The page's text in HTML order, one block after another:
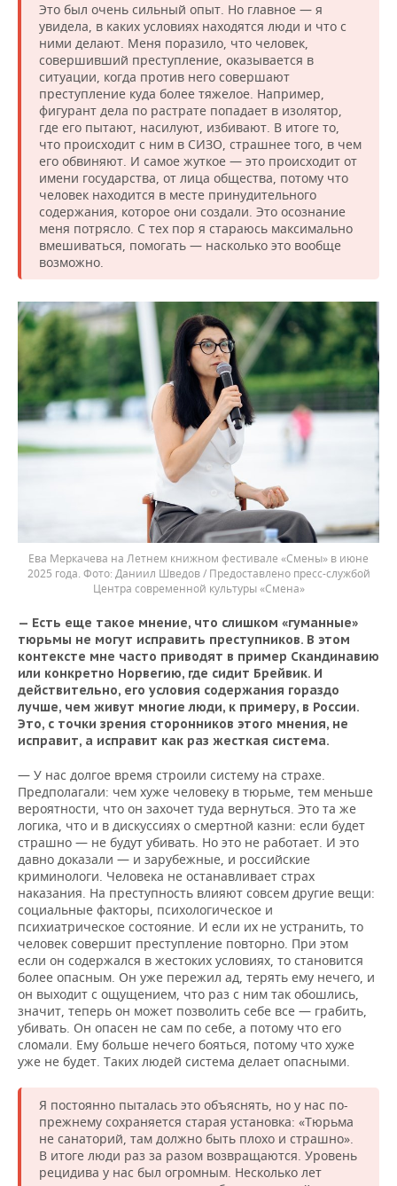
Это был очень сильный опыт. Но главное — я
увидела, в каких условиях находятся люди и что с
ними делают. Меня поразило, что человек,
совершивший преступление, оказывается в
ситуации, когда против него совершают
преступление куда более тяжелое. Например,
фигурант дела по растрате попадает в изолятор,
где его пытают, насилуют, избивают. В итоге то,
что происходит с ним в СИЗО, страшнее того, в чем
его обвиняют. И самое жуткое — это происходит от
имени государства, от лица общества, потому что
человек находится в месте принудительного
содержания, которое они создали. Это осознание
меня потрясло. С тех пор я стараюсь максимально
вмешиваться, помогать — насколько это вообще
возможно.
Ева Меркачева на Летнем книжном фестивале «Смены» в июне
2025 года.
Даниил Шведов / Предоставлено пресс-службой
Центра современной культуры «Смена»
— Есть еще такое мнение, что слишком «гуманные»
тюрьмы не могут исправить преступников. В этом
контексте мне часто приводят в пример Скандинавию
или конкретно Норвегию, где сидит Брейвик. И
действительно, его условия содержания гораздо
лучше, чем живут многие люди, к примеру, в России.
Это, с точки зрения сторонников этого мнения, не
исправит, а исправит как раз жесткая система.
— У нас долгое время строили систему на страхе.
Предполагали: чем хуже человеку в тюрьме, тем меньше
вероятности, что он захочет туда вернуться. Это та же
логика, что и в дискуссиях о смертной казни: если будет
страшно — не будут убивать. Но это не работает. И это
давно доказали — и зарубежные, и российские
криминологи. Человека не останавливает страх
наказания. На преступность влияют совсем другие вещи:
социальные факторы, психологическое и
психиатрическое состояние. И если их не устранить, то
человек совершит преступление повторно. При этом
если он содержался в жестоких условиях, то становится
более опасным. Он уже пережил ад, терять ему нечего, и
он выходит с ощущением, что раз с ним так обошлись,
значит, теперь он может позволить себе все — грабить,
убивать. Он опасен не сам по себе, а потому что его
сломали. Ему больше нечего бояться, потому что хуже
уже не будет. Таких людей система делает опасными.
Я постоянно пыталась это объяснять, но у нас по-
прежнему сохраняется старая установка: «Тюрьма
не санаторий, там должно быть плохо и страшно».
В итоге люди раз за разом возвращаются. Уровень
рецидива у нас был огромным. Несколько лет